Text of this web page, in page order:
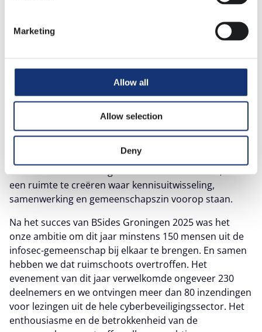
Marketing
Allow all
Allow selection
Deny
Ook dit jaar hadden wij samen met Nestor Security de
eer om BSides Groningen te organiseren. BSides is een
door de community gedreven platform, opgezet door
doel is om het gespreksspectrum te verbreden tot
buiten de traditionele grenzen van conferenties, en zo
een ruimte te creëren waar kennisuitwisseling,
samenwerking en gemeenschapszin voorop staan.
Na het succes van BSides Groningen 2025 was het
onze ambitie om dit jaar minstens 150 mensen uit de
infosec-gemeenschap bij elkaar te brengen. En samen
hebben we dat ruimschoots overtroffen. Het
evenement van dit jaar verwelkomde ongeveer 230
deelnemers en we ontvingen meer dan 80 inzendingen
voor lezingen uit de hele cyberbeveiligingssector. Het
enthousiasme en de betrokkenheid van de